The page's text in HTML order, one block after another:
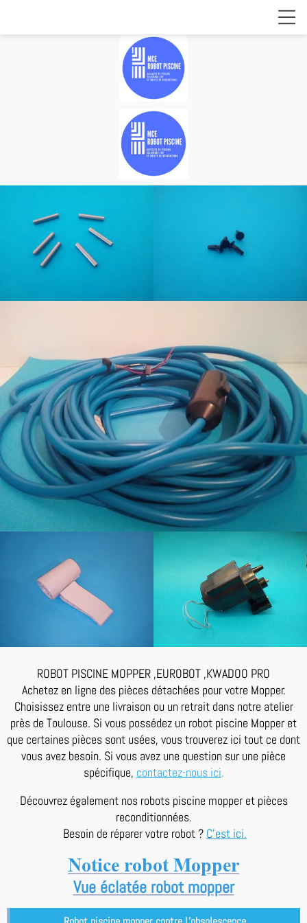
ROBOT PISCINE MOPPER ,EUROBOT ,KWADOO PRO
Achetez en ligne des pièces détachées pour votre Mopper.
Choisissez entre une livraison ou un retrait dans notre atelier
près de Toulouse. Si vous possédez un robot piscine Mopper et
que certaines pièces sont usées, vous trouverez ici tout ce dont
vous avez besoin. Si vous avez une question sur une pièce
spécifique, contactez-nous ici.
Découvrez également nos robots piscine mopper et pièces
reconditionnées.
Besoin de réparer votre robot ? C'est ici.
Notice robot Mopper
Vue éclatée robot mopper